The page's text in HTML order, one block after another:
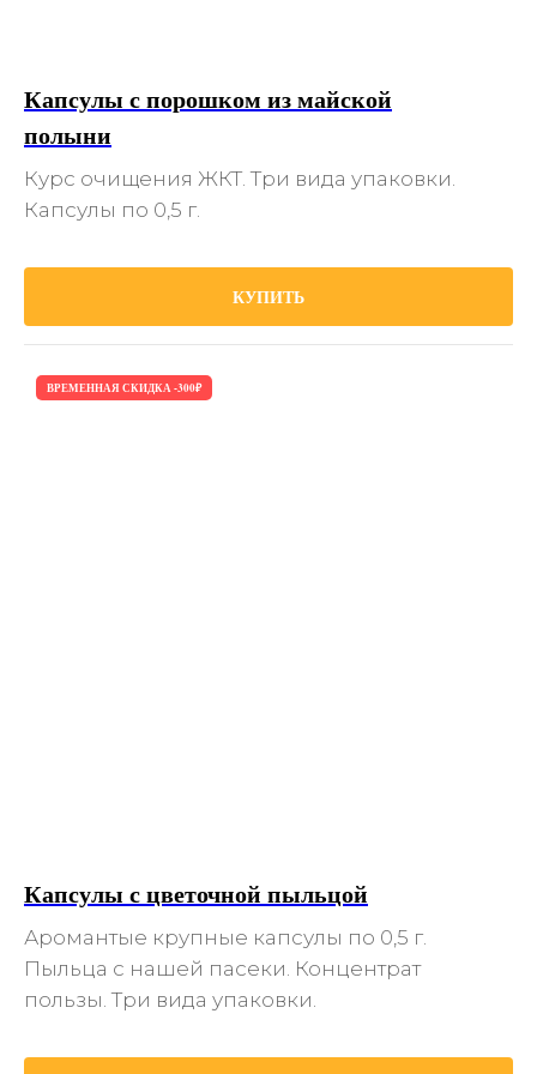
Капсулы с порошком из майской
полыни
Курс очищения ЖКТ. Три вида упаковки.
Капсулы по 0,5 г.
КУПИТЬ
ВРЕМЕННАЯ СКИДКА -300₽
Капсулы с цветочной пыльцой
Аромантые крупные капсулы по 0,5 г.
Пыльца с нашей пасеки. Концентрат
пользы. Три вида упаковки.